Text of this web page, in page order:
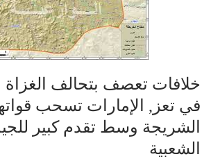
خلافات تعصف بتحالف الغزاة
في تعز, الإمارات تسحب
الشريجة وسط تقدم كبير
الشعبية